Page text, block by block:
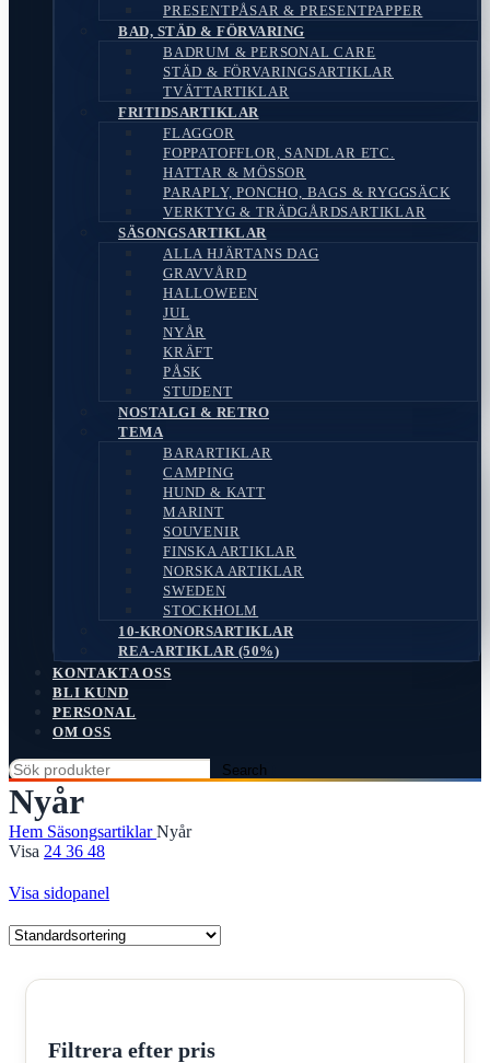
PRESENTPÅSAR & PRESENTPAPPER
BAD, STÄD & FÖRVARING
BADRUM & PERSONAL CARE
STÄD & FÖRVARINGSARTIKLAR
TVÄTTARTIKLAR
FRITIDSARTIKLAR
FLAGGOR
FOPPATOFFLOR, SANDLAR ETC.
HATTAR & MÖSSOR
PARAPLY, PONCHO, BAGS & RYGGSÄCK
VERKTYG & TRÄDGÅRDSARTIKLAR
SÄSONGSARTIKLAR
ALLA HJÄRTANS DAG
GRAVVÅRD
HALLOWEEN
JUL
NYÅR
KRÄFT
PÅSK
STUDENT
NOSTALGI & RETRO
TEMA
BARARTIKLAR
CAMPING
HUND & KATT
MARINT
SOUVENIR
FINSKA ARTIKLAR
NORSKA ARTIKLAR
SWEDEN
STOCKHOLM
10-KRONORSARTIKLAR
REA-ARTIKLAR (50%)
KONTAKTA OSS
BLI KUND
PERSONAL
OM OSS
Search
Nyår
Hem SäsongsartiklarNyår
Visa 24 36 48
Visa sidopanel
Filtrera efter pris